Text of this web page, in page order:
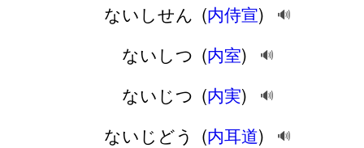
ないしせん (内侍宣) 🔊
ないしつ (内室) 🔊
ないじつ (内実) 🔊
ないじどう (内耳道) 🔊